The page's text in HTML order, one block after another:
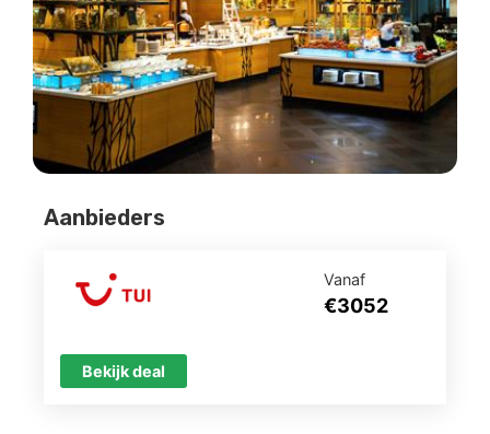
Aanbieders
Vanaf
€3052
Bekijk deal